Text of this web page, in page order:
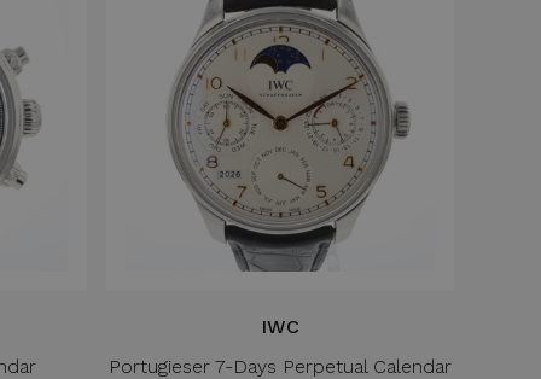
IWC
Portugieser 7-Days Perpetual Calendar